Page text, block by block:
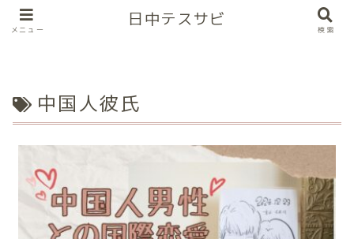
中国人彼氏
メニュー
日中テスサビ
検索